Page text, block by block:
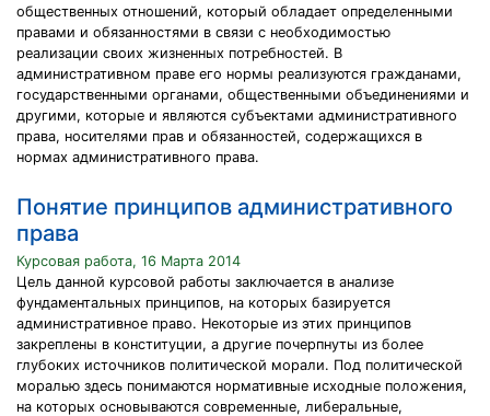
общественных отношений, который обладает определенными
правами и обязанностями в связи с необходимостью
реализации своих жизненных потребностей. В
административном праве его нормы реализуются гражданами,
государственными органами, общественными объединениями и
другими, которые и являются субъектами административного
права, носителями прав и обязанностей, содержащихся в
нормах административного права.
Понятие принципов административного
права
Курсовая работа, 16 Марта 2014
Цель данной курсовой работы заключается в анализе
фундаментальных принципов, на которых базируется
административное право. Некоторые из этих принципов
закреплены в конституции, а другие почерпнуты из более
глубоких источников политической морали. Под политической
моралью здесь понимаются нормативные исходные положения,
на которых основываются современные, либеральные,